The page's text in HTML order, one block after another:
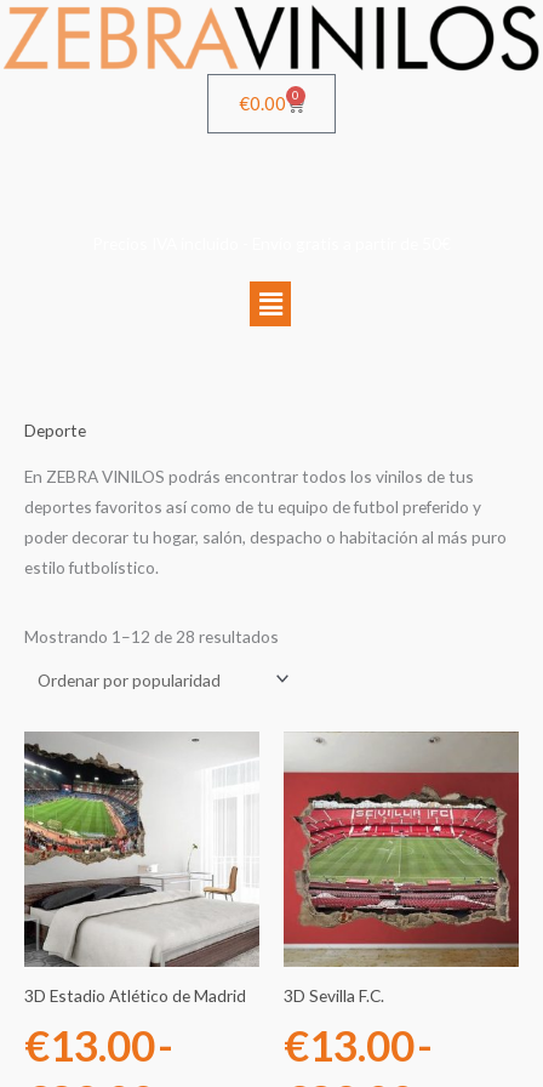
Ir
contenido
€0.00 0
Cart
Menú
Deporte
En ZEBRA VINILOS podrás encontrar todos los vinilos de tus
deportes favoritos así como de tu equipo de futbol preferido y
poder decorar tu hogar, salón, despacho o habitación al más puro
estilo futbolístico.
Mostrando 1–12 de 28 resultados
3D Estadio Atlético de Madrid
€13.00-
Rango
precios:
desde
€13.00
hasta
3D Sevilla F.C.
€13.00-
Rango
de
desde
€13.00
hasta